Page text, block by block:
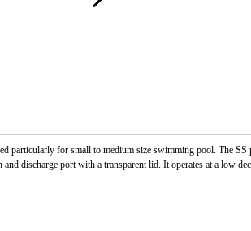
particularly for small to medium size swimming pool. The
discharge port with a transparent lid. It operates at a low